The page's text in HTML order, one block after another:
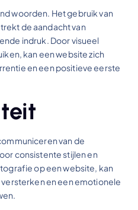
woorden. Het gebruik van
de aandacht van
indruk. Door visueel
kan een website zich
en een positieve eerste
van de
consistente stijlen en
op een website, kan
en een emotionele